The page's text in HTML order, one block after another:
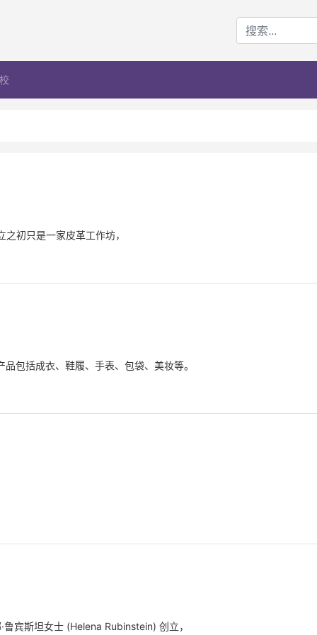
初只是一家皮革工作坊，
包括成衣、鞋履、手表、包袋、美妆等。
宾斯坦女士 (Helena Rubinstein) 创立，